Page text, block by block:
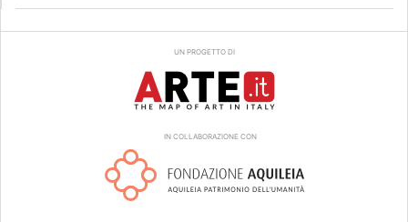
UN PROGETTO DI
IN COLLABORAZIONE CON